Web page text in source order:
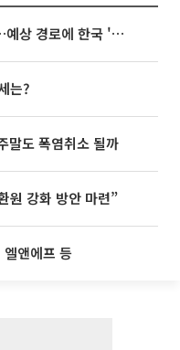
태풍 '돌핀' 이어 '찬홈' 등장…예상 경로에 한국 '한숨'
는?
말도 폭염취소 될까
원 강화 방안 마련”
앤에프 등